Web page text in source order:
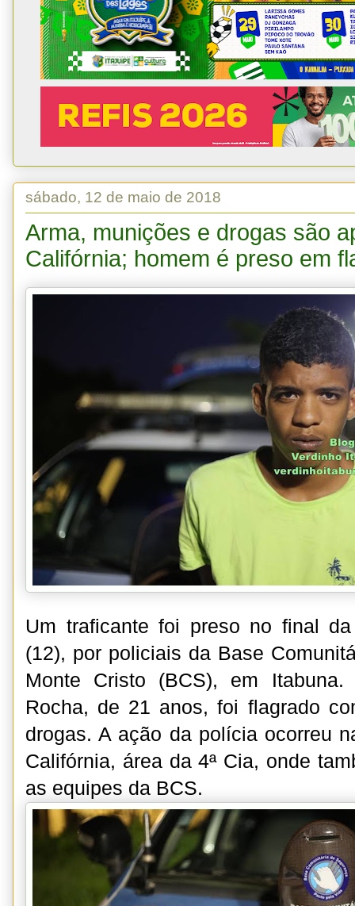
sábado, 12 de maio de 2018
Arma, munições e drogas são
Califórnia; homem é preso em
Um traficante foi preso no final
(12), por policiais da Base
Monte Cristo (BCS), em Itabuna.
Rocha, de 21 anos, foi flagrado
drogas. A ação da polícia ocorreu
Califórnia, área da 4ª Cia, onde
as equipes da BCS.